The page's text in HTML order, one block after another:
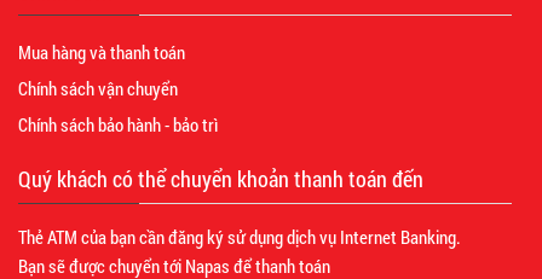
Mua hàng và thanh toán
Chính sách vận chuyển
Chính sách bảo hành - bảo trì
Quý khách có thể chuyển khoản thanh toán đến
Thẻ ATM của bạn cần đăng ký sử dụng dịch vụ Internet Banking.
Bạn sẽ được chuyển tới Napas để thanh toán